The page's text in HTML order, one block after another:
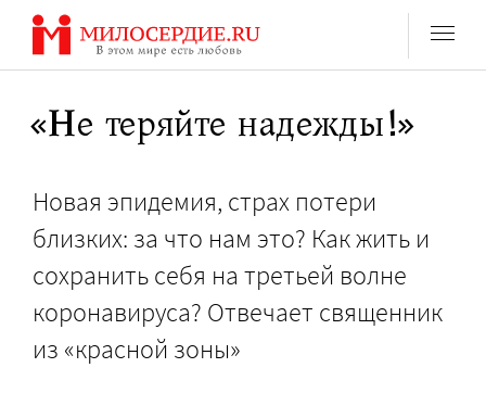
Перейти
содержанию
«Не теряйте надежды!»
Новая эпидемия, страх потери
близких: за что нам это? Как жить и
сохранить себя на третьей волне
коронавируса? Отвечает священник
из «красной зоны»